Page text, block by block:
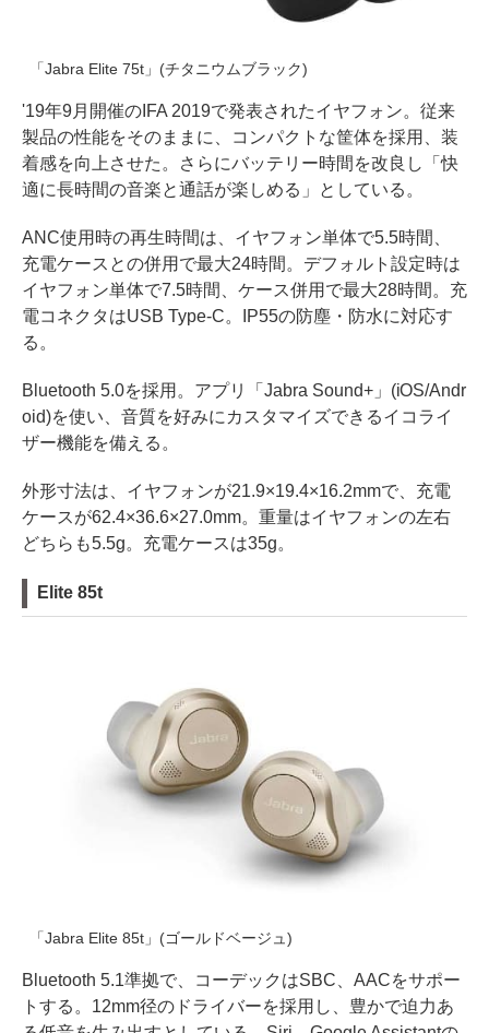
「Jabra Elite 75t」(チタニウムブラック)
'19年9月開催のIFA 2019で発表されたイヤフォン。従来
製品の性能をそのままに、コンパクトな筐体を採用、装
着感を向上させた。さらにバッテリー時間を改良し「快
適に長時間の音楽と通話が楽しめる」としている。
ANC使用時の再生時間は、イヤフォン単体で5.5時間、
充電ケースとの併用で最大24時間。デフォルト設定時は
イヤフォン単体で7.5時間、ケース併用で最大28時間。充
電コネクタはUSB Type-C。IP55の防塵・防水に対応す
る。
Bluetooth 5.0を採用。アプリ「Jabra Sound+」(iOS/Andr
oid)を使い、音質を好みにカスタマイズできるイコライ
ザー機能を備える。
外形寸法は、イヤフォンが21.9×19.4×16.2mmで、充電
ケースが62.4×36.6×27.0mm。重量はイヤフォンの左右
どちらも5.5g。充電ケースは35g。
Elite 85t
「Jabra Elite 85t」(ゴールドベージュ)
Bluetooth 5.1準拠で、コーデックはSBC、AACをサポー
トする。12mm径のドライバーを採用し、豊かで迫力あ